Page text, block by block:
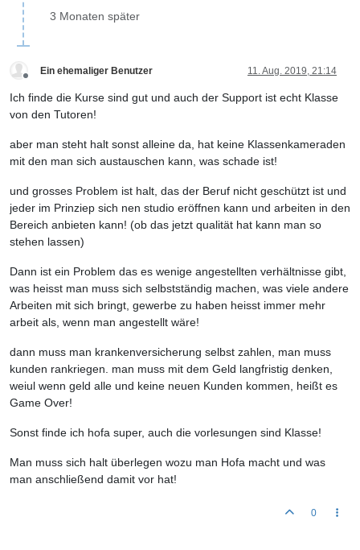
3 Monaten später
Ein ehemaliger Benutzer 11. Aug. 2019, 21:14
Ich finde die Kurse sind gut und auch der Support ist echt Klasse
von den Tutoren!
aber man steht halt sonst alleine da, hat keine Klassenkameraden
mit den man sich austauschen kann, was schade ist!
und grosses Problem ist halt, das der Beruf nicht geschützt ist und
jeder im Prinziep sich nen studio eröffnen kann und arbeiten in den
Bereich anbieten kann! (ob das jetzt qualität hat kann man so
stehen lassen)
Dann ist ein Problem das es wenige angestellten verhältnisse gibt,
was heisst man muss sich selbstständig machen, was viele andere
Arbeiten mit sich bringt, gewerbe zu haben heisst immer mehr
arbeit als, wenn man angestellt wäre!
dann muss man krankenversicherung selbst zahlen, man muss
kunden rankriegen. man muss mit dem Geld langfristig denken,
weiul wenn geld alle und keine neuen Kunden kommen, heißt es
Game Over!
Sonst finde ich hofa super, auch die vorlesungen sind Klasse!
Man muss sich halt überlegen wozu man Hofa macht und was
man anschließend damit vor hat!
0